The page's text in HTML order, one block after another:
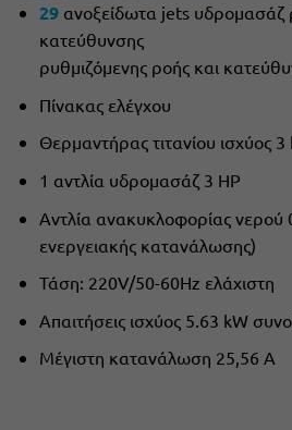
29ανοξείδωτα jets υδρομασάζ
κατεύθυνσης
ρυθμιζόμενης ροής και
Πίνακας ελέγχου
Θερμαντήρας τιτανίου ισχύος 3
1 αντλία υδρομασάζ 3 ΗΡ
Αντλία ανακυκλοφορίας
ενεργειακής κατανάλωσης)
Τάση: 220V/50-60Hz ελάχιστη
Απαιτήσεις ισχύος 5.63 kW
Μέγιστη κατανάλωση 25,56 Α